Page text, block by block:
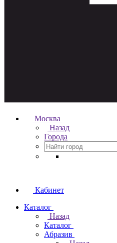
Москва
Назад
Города
Кабинет
Каталог
Назад
Каталог
Абразив